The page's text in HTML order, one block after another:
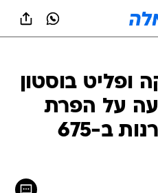
ופליט בוסטון
על הפרת
חוקי מסחר בקרנות ב-675